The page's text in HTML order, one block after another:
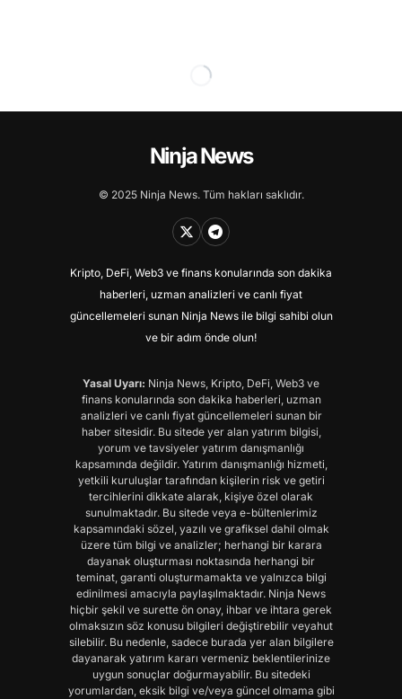
Ninja News
© 2025 Ninja News. Tüm hakları saklıdır.
Kripto, DeFi, Web3 ve finans konularında son dakika
haberleri, uzman analizleri ve canlı fiyat
güncellemeleri sunan Ninja News ile bilgi sahibi olun
ve bir adım önde olun!
Yasal Uyarı: Ninja News, Kripto, DeFi, Web3 ve
finans konularında son dakika haberleri, uzman
analizleri ve canlı fiyat güncellemeleri sunan bir
haber sitesidir. Bu sitede yer alan yatırım bilgisi,
yorum ve tavsiyeler yatırım danışmanlığı
kapsamında değildir. Yatırım danışmanlığı hizmeti,
yetkili kuruluşlar tarafından kişilerin risk ve getiri
tercihlerini dikkate alarak, kişiye özel olarak
sunulmaktadır. Bu sitede veya e-bültenlerimiz
kapsamındaki sözel, yazılı ve grafiksel dahil olmak
üzere tüm bilgi ve analizler; herhangi bir karara
dayanak oluşturması noktasında herhangi bir
teminat, garanti oluşturmamakta ve yalnızca bilgi
edinilmesi amacıyla paylaşılmaktadır. Ninja News
hiçbir şekil ve surette ön onay, ihbar ve ihtara gerek
olmaksızın söz konusu bilgileri değiştirebilir veyahut
silebilir. Bu nedenle, sadece burada yer alan bilgilere
dayanarak yatırım kararı vermeniz beklentilerinize
uygun sonuçlar doğurmayabilir. Bu sitedeki
yorumlardan, eksik bilgi ve/veya güncel olmama gibi